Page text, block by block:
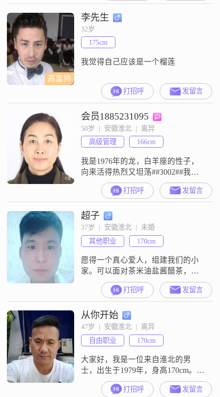
##3002##我性格随和，善解人意，
总是愿意倾听他人的想法和感受
##3002##在生活中，我非常重视家
庭，认为家庭是生活中最重要的一
部分##3002##我热爱美食烹饪，喜
欢尝试各种不同
高富帅
李先生
32岁
175cm
我觉得自己应该是一个榴莲
打招呼 发留言
会员1885231095
50岁  |  安徽淮北  |  离异
高级管理
166cm
我是1976年的龙，白羊座的性子，
向来活得热烈又坦荡##3002##我爱
笑爱闹，爱漂亮爱打扮，也爱走遍
山川湖海，看遍世间风景##3002##
我努力赚钱，认真生活，孝顺父
母，待人真诚，心慈心软，从不愿
亏欠任何人##3002##一路走来，见
过风雨，也守着温柔##3002##外表
看似活泼洒脱，心里却也藏着细腻
与柔软##300
打招呼 发留言
超子
37岁  |  安徽淮北  |  未婚
其他职业
170cm
愿得一个真心爱人，组建我们的小
家。可以面对茶米油盐酱醋茶，走
过余生的每一个春秋冬夏
打招呼 发留言
从你开始
47岁  |  安徽淮北  |  离异
自由职业
170cm
大家好，我是一位来自淮北的男
士，出生于1979年，身高170cm。我
的月收入在8001到12000元之间，目
前从事一份稳定的工作。虽然我的
打招呼 发留言